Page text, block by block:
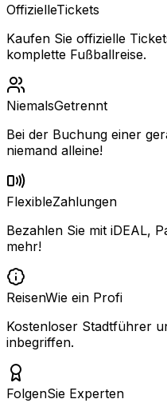
OffizielleTickets
Kaufen Sie offizielle
komplette Fußballreise.
NiemalsGetrennt
Bei der Buchung einer
niemand alleine!
FlexibleZahlungen
Bezahlen Sie mit iDEAL,
mehr!
ReisenWie ein Profi
Kostenloser Stadtführer
inbegriffen.
FolgenSie Experten